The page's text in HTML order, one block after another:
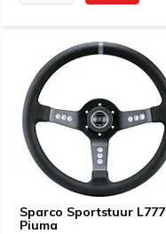
Sparco Sportstuur L777
Piuma